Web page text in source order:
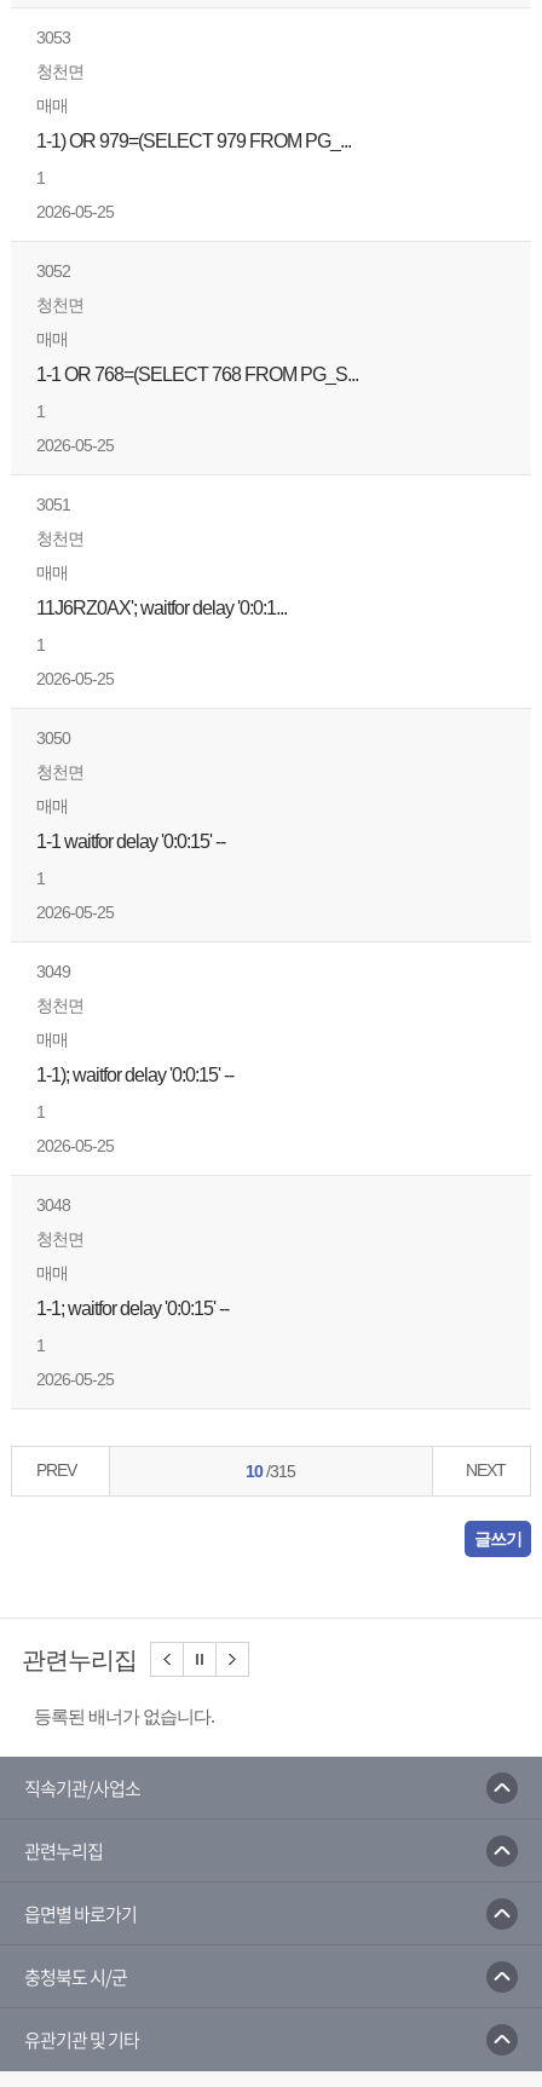
3053
청천면
매매
1-1) OR 979=(SELECT 979 FROM PG_...
1
2026-05-25
3052
청천면
매매
1-1 OR 768=(SELECT 768 FROM PG_S...
1
2026-05-25
3051
청천면
매매
11J6RZ0AX'; waitfor delay '0:0:1...
1
2026-05-25
3050
청천면
매매
1-1 waitfor delay '0:0:15' --
1
2026-05-25
3049
청천면
매매
1-1); waitfor delay '0:0:15' --
1
2026-05-25
3048
청천면
매매
1-1; waitfor delay '0:0:15' --
1
2026-05-25
PREV 10/315 NEXT
글쓰기
관련누리집
등록된 배너가 없습니다.
직속기관/사업소
관련누리집
읍면별 바로가기
충청북도 시/군
유관기관 및 기타